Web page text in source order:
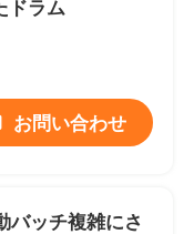
ドラム
お問い合わせ
バッチ複雑にさ